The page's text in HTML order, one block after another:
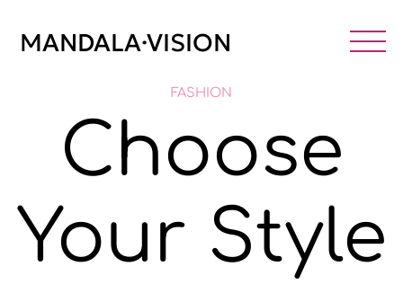
content
MANDALA·VISION
FASHION
Choose
Your Style